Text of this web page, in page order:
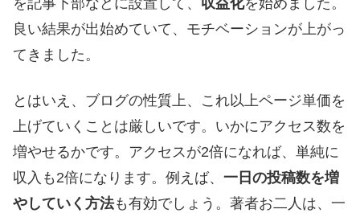
良い結果が出始めていて、モチベーションが上がっ
てきました。
とはいえ、ブログの性質上、これ以上ページ単価を
上げていくことは厳しいです。いかにアクセス数を
増やせるかです。アクセスが2倍になれば、単純に
収入も2倍になります。例えば、 一日の投稿数を増
やしていく方法も有効でしょう。著者お二人は、一